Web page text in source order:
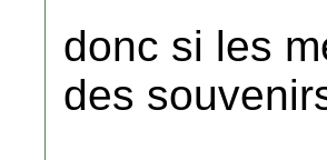
donc si les
des